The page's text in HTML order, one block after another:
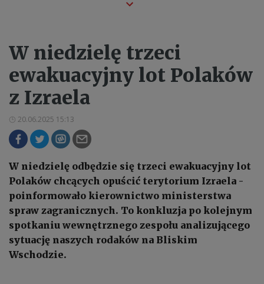
W niedzielę trzeci
ewakuacyjny lot Polaków
z Izraela
20.06.2025 15:13
W niedzielę odbędzie się trzeci ewakuacyjny lot
Polaków chcących opuścić terytorium Izraela -
poinformowało kierownictwo ministerstwa
spraw zagranicznych. To konkluzja po kolejnym
spotkaniu wewnętrznego zespołu analizującego
sytuację naszych rodaków na Bliskim
Wschodzie.